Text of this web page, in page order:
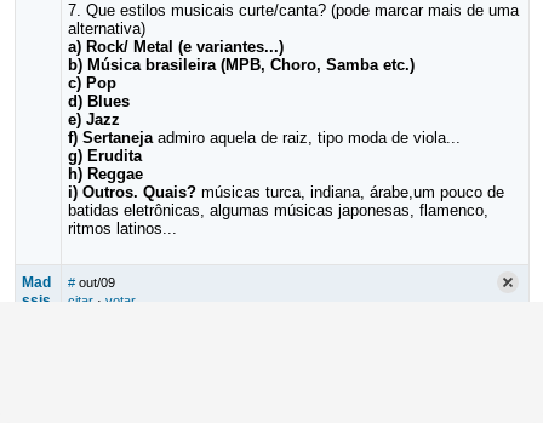
7. Que estilos musicais curte/canta? (pode marcar mais de uma
alternativa)
a) Rock/ Metal (e variantes...)
b) Música brasileira (MPB, Choro, Samba etc.)
c) Pop
d) Blues
e) Jazz
f) Sertanejaadmiro aquela de raiz, tipo moda de viola...
g) Erudita
h) Reggae
i) Outros. Quais?músicas turca, indiana, árabe,um pouco de
batidas eletrônicas, algumas músicas japonesas, flamenco,
ritmos latinos...
Mad
ssis
# out/09
citar· votar